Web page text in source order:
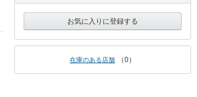
お気に入りに登録する
在庫のある店舗 0